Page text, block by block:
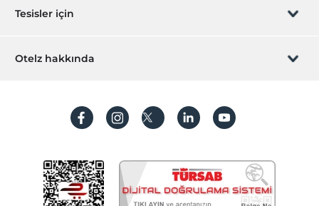
Sıkça sorulan sorular
İşlem rehberi
Hediye Kart
Hesap oluştur
Tesisler için
Hemen tesisinizi ekleyin
Otelz hakkında
Koşullar ve şartlar